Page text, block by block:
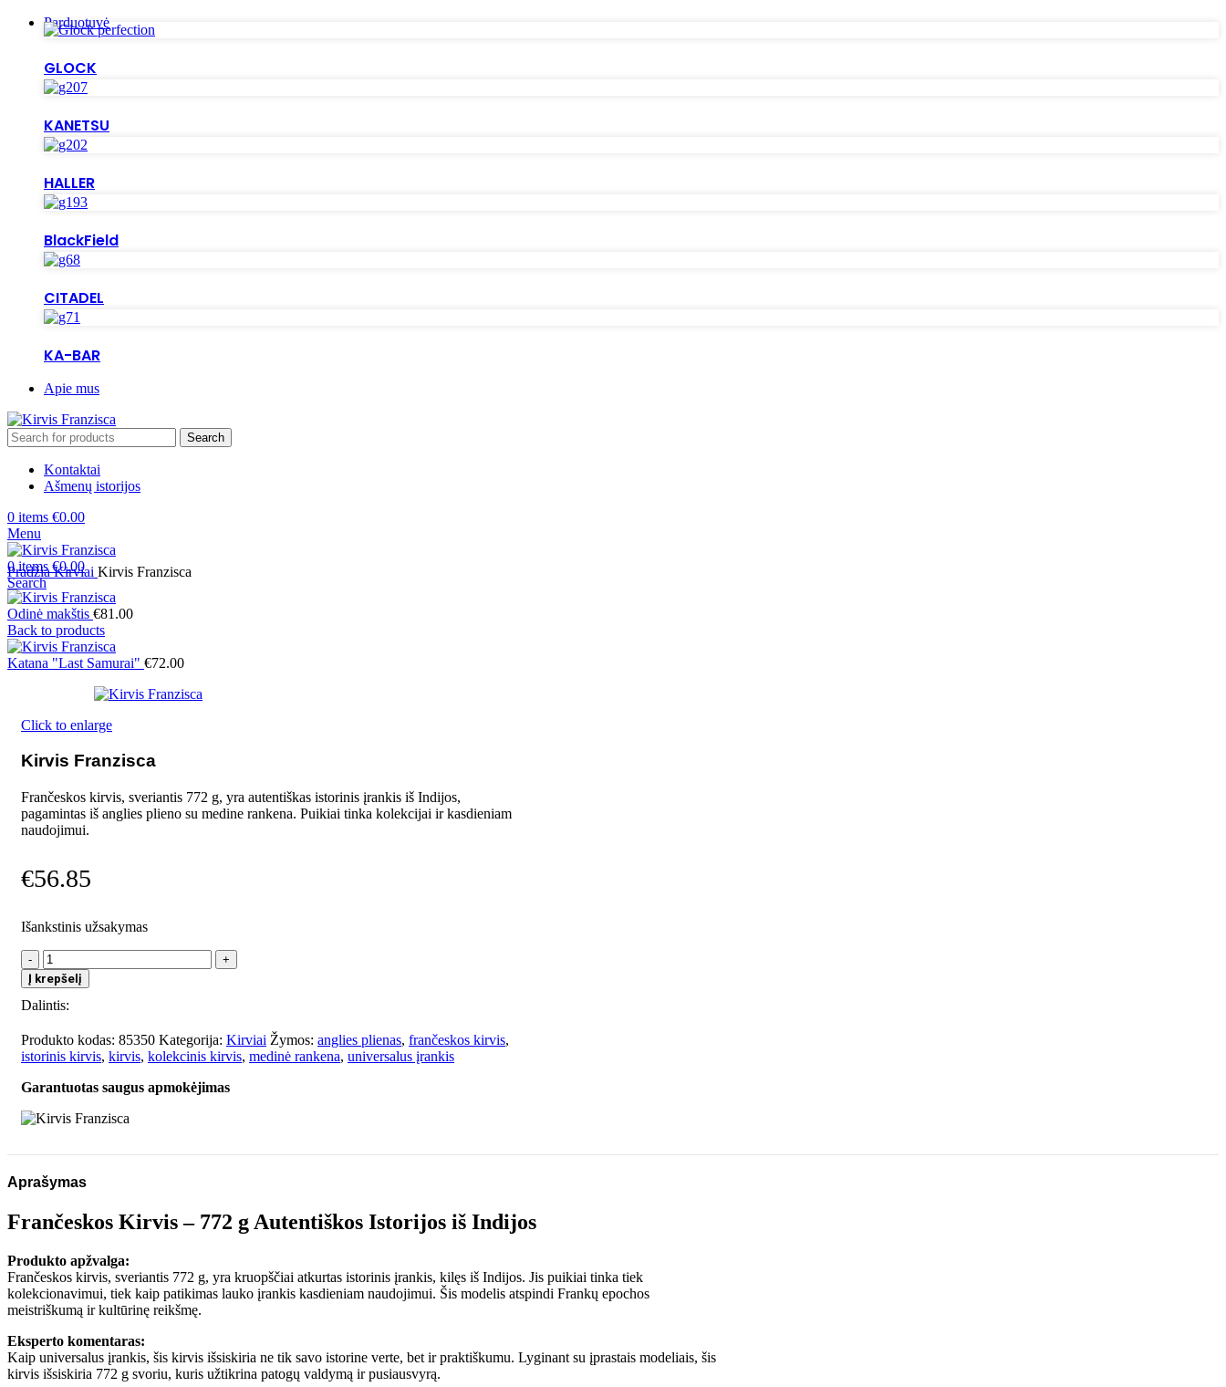
Parduotuvė
GLOCK
KANETSU
HALLER
BlackField
CITADEL
KA-BAR
Apie mus
Search
Kontaktai
Ašmenų istorijos
0 items €0.00
Menu
0items €0.00
Search
PradžiaKirviai Kirvis Franzisca
Odinė makštis €81.00
Back to products
Katana "Last Samurai" €72.00
Click to enlarge
Kirvis Franzisca
Frančeskos kirvis, sveriantis 772 g, yra autentiškas istorinis įrankis iš Indijos,
pagamintas iš anglies plieno su medine rankena. Puikiai tinka kolekcijai ir kasdieniam
naudojimui.
€56.85
Išankstinis užsakymas
produkto
kiekis:
Kirvis
Franzisca
Į krepšelį
Dalintis:
Produkto kodas: 85350 Kategorija: Kirviai Žymos: anglies plienas, frančeskos kirvis,
istorinis kirvis, kirvis, kolekcinis kirvis, medinė rankena, universalus įrankis
Garantuotas saugus apmokėjimas
Aprašymas
Frančeskos Kirvis – 772 g Autentiškos Istorijos iš Indijos
Produkto apžvalga:
Frančeskos kirvis, sveriantis 772 g, yra kruopščiai atkurtas istorinis įrankis, kilęs iš Indijos. Jis puikiai tinka tiek
kolekcionavimui, tiek kaip patikimas lauko įrankis kasdieniam naudojimui. Šis modelis atspindi Frankų epochos
meistriškumą ir kultūrinę reikšmę.
Eksperto komentaras:
Kaip universalus įrankis, šis kirvis išsiskiria ne tik savo istorine verte, bet ir praktiškumu. Lyginant su įprastais modeliais, šis
kirvis išsiskiria 772 g svoriu, kuris užtikrina patogų valdymą ir pusiausvyrą.